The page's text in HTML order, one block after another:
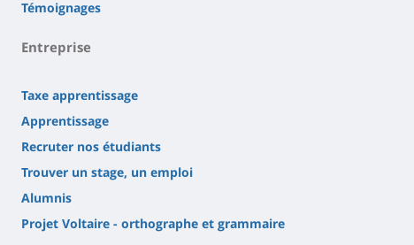
Témoignages
Entreprise
Taxe apprentissage
Apprentissage
Recruter nos étudiants
Trouver un stage, un emploi
Alumnis
Projet Voltaire - orthographe et grammaire